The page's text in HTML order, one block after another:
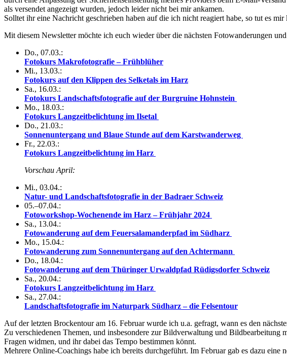
als versendet angezeigt wurden, jedoch leider nicht bei mir ankamen.
Solltet ihr eine Nachricht geschrieben haben auf die ich nicht reagiert habe, so tut es
Mit diesem Newsletter möchte ich euch wieder über die nächsten Fotowanderungen
Do., 07.03.:
Fotokurs Makrofotografie – Frühblüher
Mi., 13.03.:
Fotokurs auf den Klippen des Selketals im Harz
Sa., 16.03.:
Fotokurs Landschaftsfotografie auf der Burgruine Hohnstein
Mo., 18.03.:
Fotokurs Langzeitbelichtung im Ilsetal
Do., 21.03.:
Sonnenuntergang und Blaue Stunde auf dem Karstwanderweg
Fr., 22.03.:
Fotokurs Langzeitbelichtung im Harz
Vorschau April:
Mi., 03.04.:
Natur- und Landschaftsfotografie in der Badraer Schweiz
05.–07.04.:
Fotoworkshop-Wochenende im Harz – Frühjahr 2024
Sa., 13.04.:
Fotowanderung auf dem Feuersalamanderpfad im Südharz
Mo., 15.04.:
Fotowanderung zum Sonnenuntergang auf den Achtermann
Do., 18.04.:
Fotowanderung auf dem Thüringer Urwaldpfad Rüdigsdorfer Schweiz
Sa., 20.04.:
Fotokurs Langzeitbelichtung im Harz
Sa., 27.04.:
Landschaftsfotografie im Naturpark Südharz – die Felsentour
Auf der letzten Brockentour am 16. Februar wurde ich u.a. gefragt, wann es den
Zu verschiedenen Themen, und insbesondere zur Bildverwaltung und
Fragen widmen, und ihr dabei das Tempo bestimmen könnt.
Mehrere Online-Coachings habe ich bereits durchgeführt. Im Februar gab es dazu eine